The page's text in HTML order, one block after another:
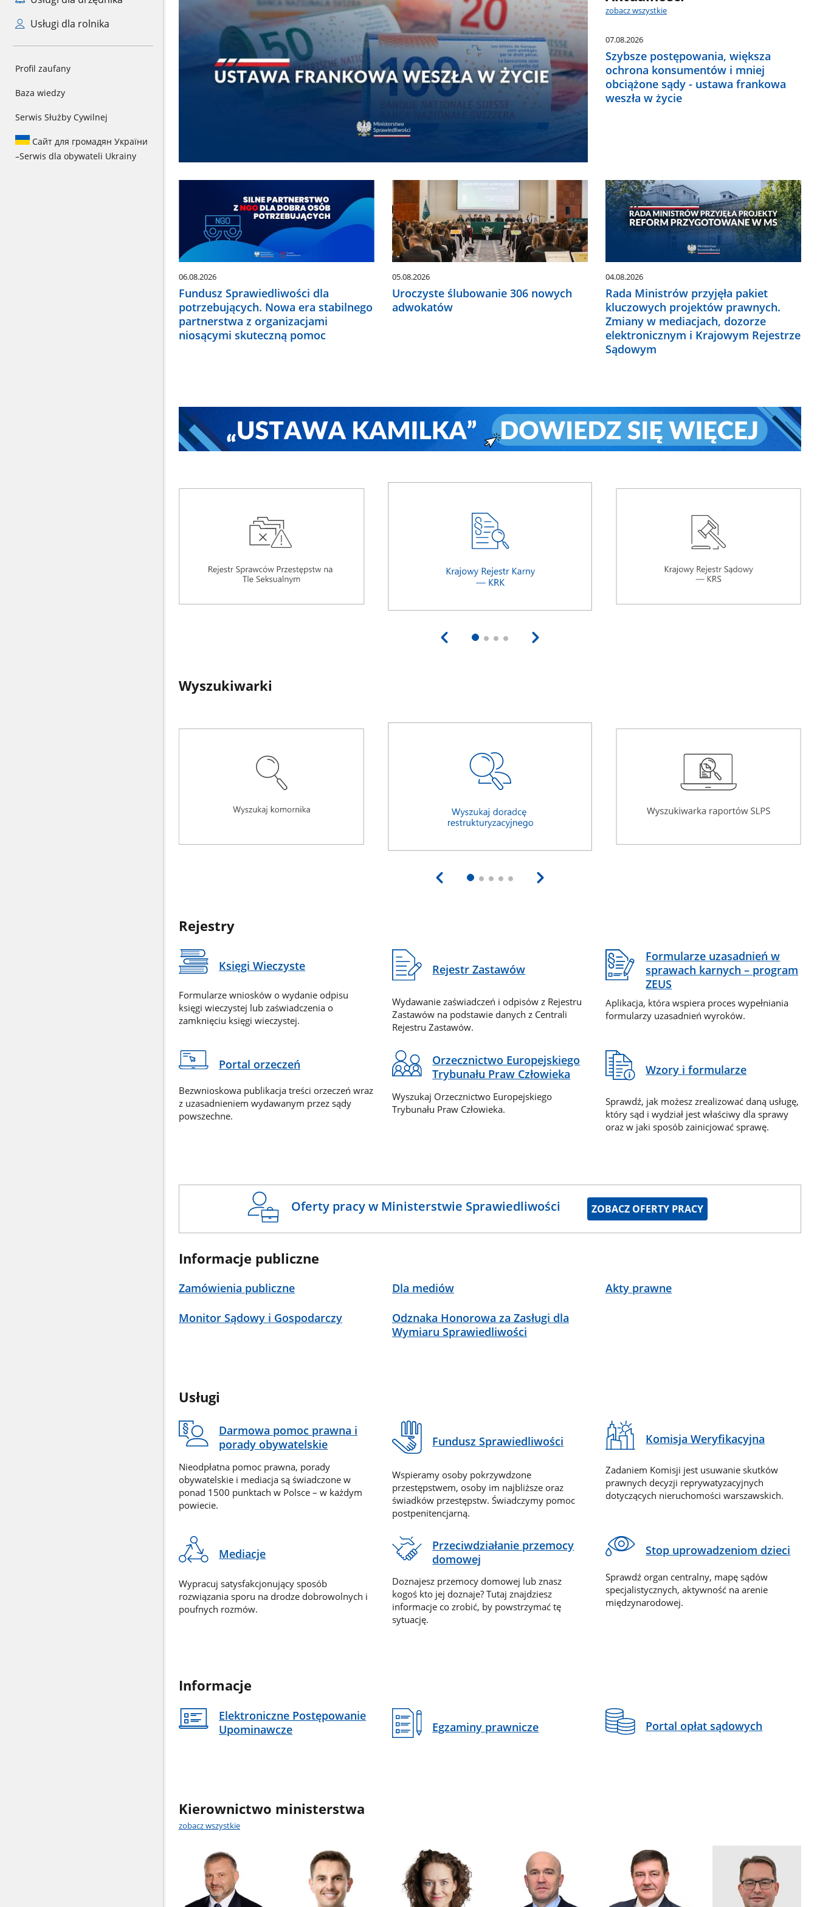
Usługi dla rolnika
Profil zaufany
Baza wiedzy
Serwis Służby Cywilnej
Сайт для громадян України
–Serwis dla obywateli Ukrainy
zobacz wszystkie
07.08.2026
Szybsze postępowania, większa
ochrona konsumentów i mniej
obciążone sądy - ustawa frankowa
weszła w życie
06.08.2026
Fundusz Sprawiedliwości dla
potrzebujących. Nowa era stabilnego
partnerstwa z organizacjami
niosącymi skuteczną pomoc
05.08.2026
Uroczyste ślubowanie 306 nowych
adwokatów
04.08.2026
Rada Ministrów przyjęła pakiet
kluczowych projektów prawnych.
Zmiany w mediacjach, dozorze
elektronicznym i Krajowym Rejestrze
Sądowym
Wyszukiwarki
Rejestry
Księgi Wieczyste
Formularze wniosków o wydanie odpisu
księgi wieczystej lub zaświadczenia o
zamknięciu księgi wieczystej.
Rejestr Zastawów
Wydawanie zaświadczeń i odpisów z Rejestru
Zastawów na podstawie danych z Centrali
Rejestru Zastawów.
Formularze uzasadnień w
sprawach karnych – program
ZEUS
Aplikacja, która wspiera proces wypełniania
formularzy uzasadnień wyroków.
Portal orzeczeń
Bezwnioskowa publikacja treści orzeczeń wraz
z uzasadnieniem wydawanym przez sądy
powszechne.
Orzecznictwo Europejskiego
Trybunału Praw Człowieka
Wyszukaj Orzecznictwo Europejskiego
Trybunału Praw Człowieka.
Wzory i formularze
Sprawdź, jak możesz zrealizować daną usługę,
który sąd i wydział jest właściwy dla sprawy
oraz w jaki sposób zainicjować sprawę.
Oferty pracy w Ministerstwie Sprawiedliwości ZOBACZ OFERTY PRACY
Informacje publiczne
Zamówienia publiczne Dla mediów Akty prawne
Monitor Sądowy i Gospodarczy
Odznaka Honorowa za Zasługi dla
Wymiaru Sprawiedliwości
Usługi
Darmowa pomoc prawna i
porady obywatelskie
Nieodpłatna pomoc prawna, porady
obywatelskie i mediacja są świadczone w
ponad 1500 punktach w Polsce – w każdym
powiecie.
Fundusz Sprawiedliwości
Wspieramy osoby pokrzywdzone
przestępstwem, osoby im najbliższe oraz
świadków przestępstw. Świadczymy pomoc
postpenitencjarną.
Komisja Weryfikacyjna
Zadaniem Komisji jest usuwanie skutków
prawnych decyzji reprywatyzacyjnych
dotyczących nieruchomości warszawskich.
Mediacje
Wypracuj satysfakcjonujący sposób
rozwiązania sporu na drodze dobrowolnych i
poufnych rozmów.
Przeciwdziałanie przemocy
domowej
Doznajesz przemocy domowej lub znasz
kogoś kto jej doznaje? Tutaj znajdziesz
informacje co zrobić, by powstrzymać tę
sytuację.
Stop uprowadzeniom dzieci
Sprawdź organ centralny, mapę sądów
specjalistycznych, aktywność na arenie
międzynarodowej.
Informacje
Elektroniczne Postępowanie
Upominawcze
Egzaminy prawnicze Portal opłat sądowych
Kierownictwo ministerstwa
zobacz wszystkie